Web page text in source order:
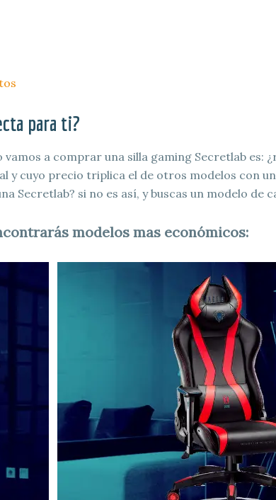
para ti?
a comprar una silla gaming Secretlab es:
y cuyo precio triplica el de otros modelos con
Secretlab? si no es así, y buscas un modelo de
modelos mas económicos: